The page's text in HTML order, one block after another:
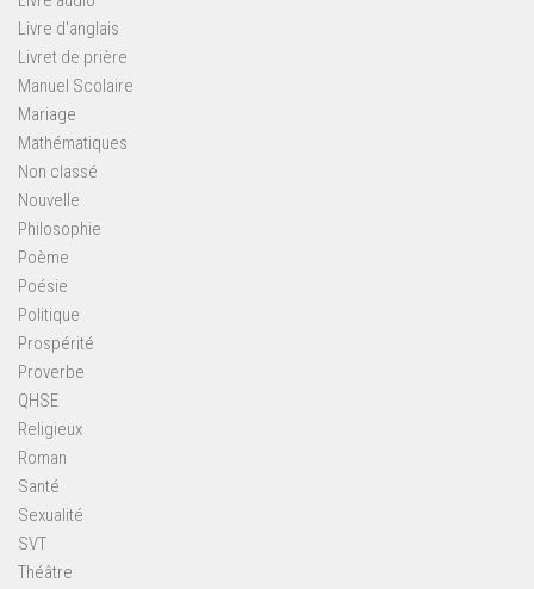
Livre d'anglais
Livret de prière
Manuel Scolaire
Mariage
Mathématiques
Non classé
Nouvelle
Philosophie
Poème
Poésie
Politique
Prospérité
Proverbe
QHSE
Religieux
Roman
Santé
Sexualité
SVT
Théâtre